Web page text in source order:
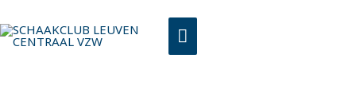
naar
HOOFDMENU